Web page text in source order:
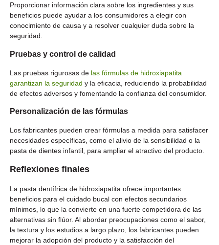
Proporcionar información clara sobre los ingredientes y sus
beneficios puede ayudar a los consumidores a elegir con
conocimiento de causa y a resolver cualquier duda sobre la
seguridad.
Pruebas y control de calidad
Las pruebas rigurosas de las fórmulas de hidroxiapatita
garantizan la seguridad y la eficacia, reduciendo la probabilidad
de efectos adversos y fomentando la confianza del consumidor.
Personalización de las fórmulas
Los fabricantes pueden crear fórmulas a medida para satisfacer
necesidades específicas, como el alivio de la sensibilidad o la
pasta de dientes infantil, para ampliar el atractivo del producto.
Reflexiones finales
La pasta dentífrica de hidroxiapatita ofrece importantes
beneficios para el cuidado bucal con efectos secundarios
mínimos, lo que la convierte en una fuerte competidora de las
alternativas sin flúor. Al abordar preocupaciones como el sabor,
la textura y los estudios a largo plazo, los fabricantes pueden
mejorar la adopción del producto y la satisfacción del